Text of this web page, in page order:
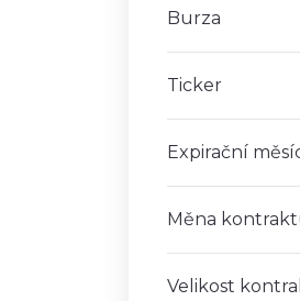
Burza
Ticker
Expirační
Měna
Velikost